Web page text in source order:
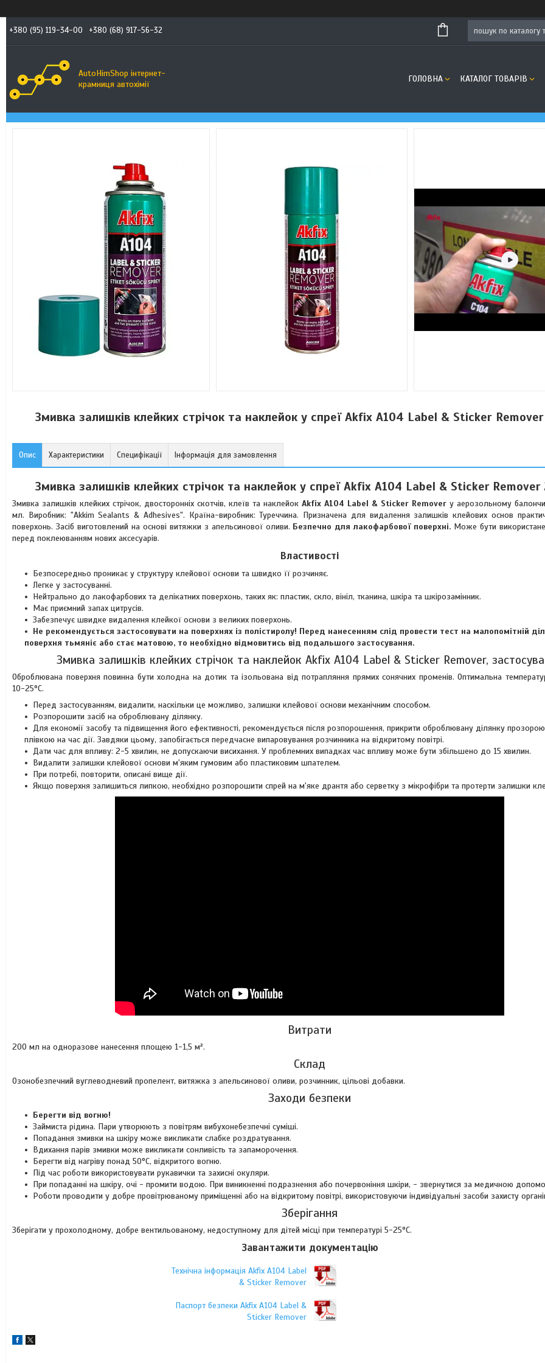
+380 (95) 119-34-00 +380 (68) 917-56-32
AutoHimShop інтернет-
крамниця автохімії
ГОЛОВНА КАТАЛОГ ТОВАРІВ
Змивка залишків клейких стрічок та наклейок у спреї Akfix A104 Label & Sticker
Опис Характеристики Специфікації Інформація для замовлення
Змивка залишків клейких стрічок та наклейок у спреї Akfix A104 Label & Sticker
Змивка залишків клейких стрічок, двосторонніх скотчів, клеїв та наклейок Akfix A104 Label & Sticker Remover у аерозольному
мл. Виробник: "Akkim Sealants & Adhesives". Країна-виробник: Туреччина. Призначена для видалення залишків клейових основ
поверхонь. Засіб виготовлений на основі витяжки з апельсинової оливи. Безпечно для лакофарбової поверхні. Може бути
перед поклеюванням нових аксесуарів.
Властивості
Безпосередньо проникає у структуру клейової основи та швидко її розчиняє.
Легке у застосуванні.
Нейтрально до лакофарбових та делікатних поверхонь, таких як: пластик, скло, вініл, тканина, шкіра та шкірозамінник.
Має приємний запах цитрусів.
Забезпечує швидке видалення клейкої основи з великих поверхонь.
Не рекомендується застосовувати на поверхнях із полістиролу! Перед нанесенням слід провести тест на малопомітній
поверхня тьмяніє або стає матовою, то необхідно відмовитись від подальшого застосування.
Змивка залишків клейких стрічок та наклейок Akfix A104 Label & Sticker Remover,
Оброблювана поверхня повинна бути холодна на дотик та ізольована від потрапляння прямих сонячних променів. Оптимальна
10-25°C.
Перед застосуванням, видалити, наскільки це можливо, залишки клейової основи механічним способом.
Розпорошити засіб на оброблювану ділянку.
Для економії засобу та підвищення його ефективності, рекомендується після розпорошення, прикрити оброблювану ділянку
плівкою на час дії. Завдяки цьому, запобігається передчасне випаровування розчинника на відкритому повітрі.
Дати час для впливу: 2-5 хвилин, не допускаючи висихання. У проблемних випадках час впливу може бути збільшено до 15 хвилин.
Видалити залишки клейової основи м'яким гумовим або пластиковим шпателем.
При потребі, повторити, описані вище дії.
Якщо поверхня залишиться липкою, необхідно розпорошити спрей на м'яке дрантя або серветку з мікрофібри та протерти залишки
Витрати
200 мл на одноразове нанесення площею 1-1,5 м².
Склад
Озонобезпечний вуглеводневий пропелент, витяжка з апельсинової оливи, розчинник, цільові добавки.
Заходи безпеки
Берегти від вогню!
Займиста рідина. Пари утворюють з повітрям вибухонебезпечні суміші.
Попадання змивки на шкіру може викликати слабке роздратування.
Вдихання парів змивки може викликати сонливість та запаморочення.
Берегти від нагріву понад 50°C, відкритого вогню.
Під час роботи використовувати рукавички та захисні окуляри.
При попаданні на шкіру, очі - промити водою. При виникненні подразнення або почервоніння шкіри, - звернутися за медичною
Роботи проводити у добре провітрюваному приміщенні або на відкритому повітрі, використовуючи індивідуальні засоби захисту
Зберігання
Зберігати у прохолодному, добре вентильованому, недоступному для дітей місці при температурі 5-25°C.
Завантажити документацію
Технічна інформація Akfix A104 Label
& Sticker Remover
Паспорт безпеки Akfix A104 Label &
Sticker Remover